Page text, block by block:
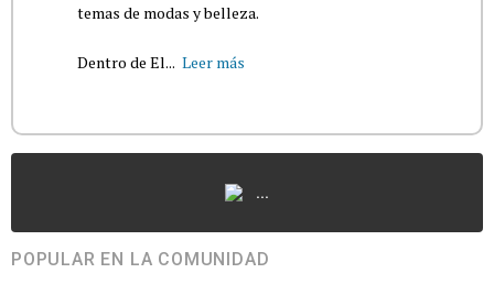
temas de modas y belleza.
Dentro de El... Leer más
...
POPULAR EN LA COMUNIDAD